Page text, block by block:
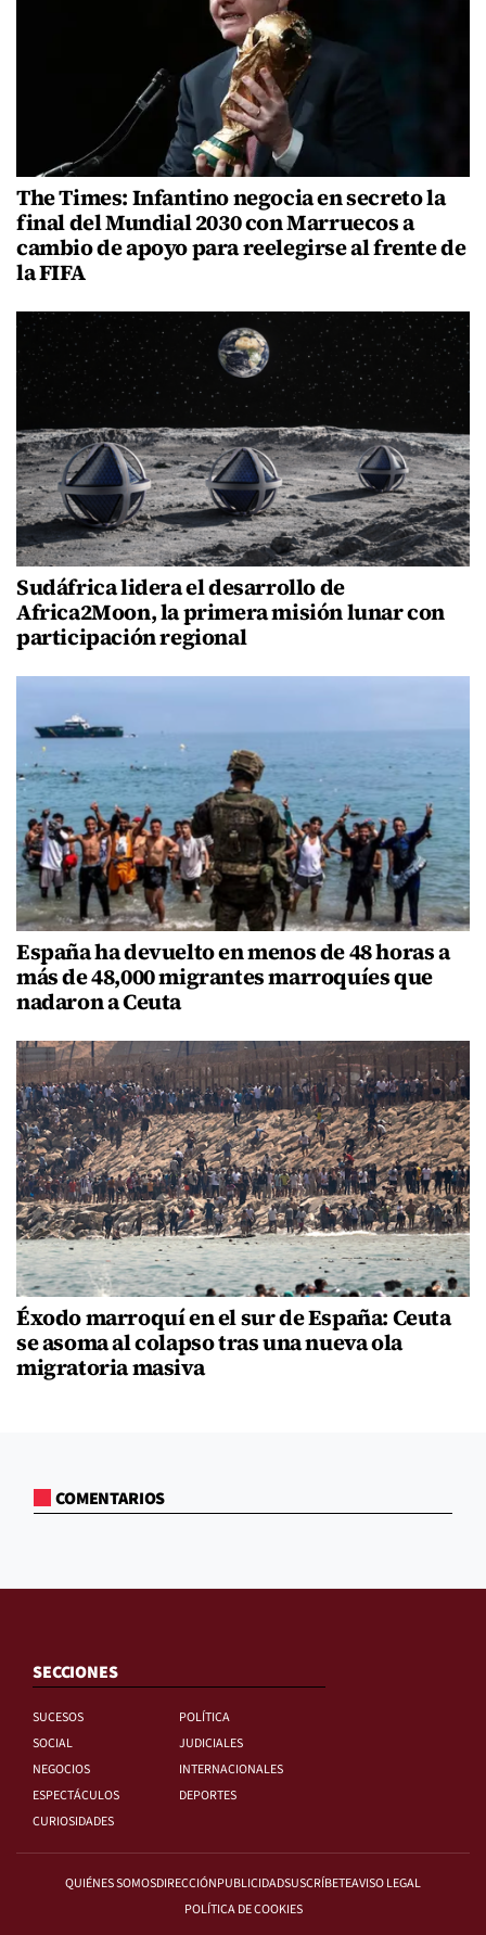
The Times: Infantino negocia en secreto la
final del Mundial 2030 con Marruecos a
cambio de apoyo para reelegirse al frente de
la FIFA
Sudáfrica lidera el desarrollo de
Africa2Moon, la primera misión lunar con
participación regional
España ha devuelto en menos de 48 horas a
más de 48,000 migrantes marroquíes que
nadaron a Ceuta
Éxodo marroquí en el sur de España: Ceuta
se asoma al colapso tras una nueva ola
migratoria masiva
COMENTARIOS
SECCIONES
SUCESOS
POLÍTICA
SOCIAL
JUDICIALES
NEGOCIOS
INTERNACIONALES
ESPECTÁCULOS
DEPORTES
CURIOSIDADES
QUIÉNES SOMOSDIRECCIÓNPUBLICIDADSUSCRÍBETEAVISO LEGAL
POLÍTICA DE COOKIES